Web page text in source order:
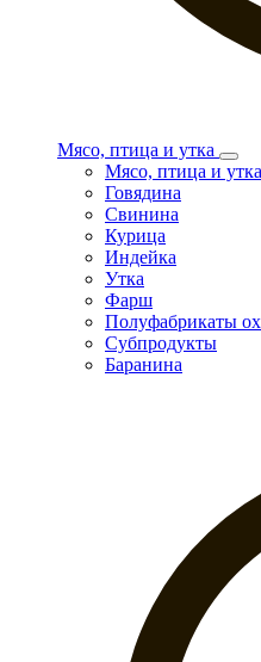
Мясо, птица и утка
Мясо, птица и утка
Говядина
Свинина
Курица
Индейка
Утка
Фарш
Полуфабрикаты
Субпродукты
Баранина